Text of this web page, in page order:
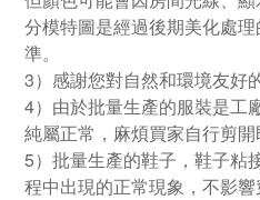
分模特圖是經過後期美化處
準。
3）感謝您對自然和環境友好
4）由於批量生產的服裝是工
純屬正常，麻煩買家自行剪開
5）批量生產的鞋子，鞋子粘
程中出現的正常現象，不影響